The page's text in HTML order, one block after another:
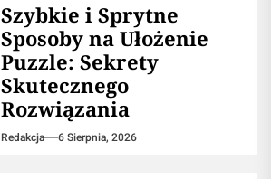
Szybkie i Sprytne
Sposoby na Ułożenie
Puzzle: Sekrety
Skutecznego
Rozwiązania
Redakcja 6 Sierpnia, 2026